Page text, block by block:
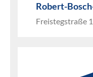
Robert-
Freistegstraße